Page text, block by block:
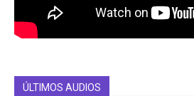
ÚLTIMOS AUDIOS